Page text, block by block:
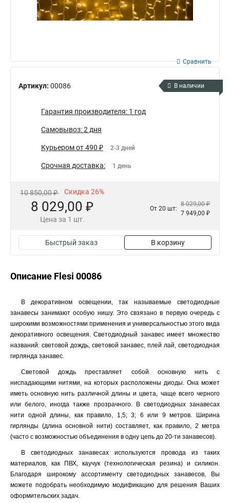
Артикул: 00086
Сравнить
В наличии
Гарантия производителя: 1 год
Самовывоз: 2 дня
Курьером от 490 ₽ 2-3 дней
Срочная доставка: 1 день
10 850,00 ₽ Скидка 26%
8 029,00 ₽
Цена за 1 шт.
От 20 шт:
8 029,00 ₽
7 949,00 ₽
Быстрый заказ В корзину
Описание Flesi 00086
В декоративном освещении, так называемые светодиодные
занавесы занимают особую нишу. Это свзязано в первую очередь с
широкими возможностями применения и универсальностью этого вида
декоративного освещения. Светодиодный занавес имеет множество
названий: световой дождь, световой занавес, плей лай, светодиодная
гирлянда занавес.
Световой дождь преставляет собой основную нить с
ниспадающими нитями, на которых расположены диоды. Она может
иметь основную нить различной длины и цвета, чаще всего черного
или белого, иногда также прозрачного. В светодиодных занавесах
нити одной длины, как правило, 1,5; 3; 6 или 9 метров. Ширина
гирлянды (длина основной нити) составляет, как правило, 2 метра
(часто с возможностью объединения в одну цепь до 20-ти занавесов).
В светодиодных занавесах используются провода из таких
материалов, как ПВХ, каучук (технологическая резина) и силикон.
Благодаря широкому ассортименту светодиодных занавесов, Вы
можете подобрать необходимую модификацию для решения Ваших
оформительских задач.